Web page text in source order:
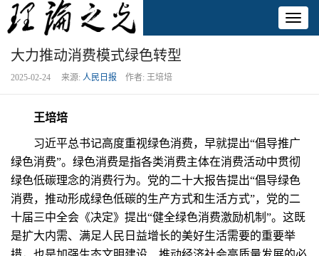
大力推动消费模式绿色转型
2025-02-24 来源: 人民日报 作者: 王培培
王培培
习近平总书记高度重视绿色消费，早就提出“倡导推广
绿色消费”。绿色消费是指各类消费主体在消费活动中贯彻
绿色低碳理念的消费行为。党的二十大报告提出“倡导绿色
消费，推动形成绿色低碳的生产方式和生活方式”，党的二
十届三中全会《决定》提出“健全绿色消费激励机制”。这既
是扩大内需、满足人民日益增长的美好生活需要的重要举